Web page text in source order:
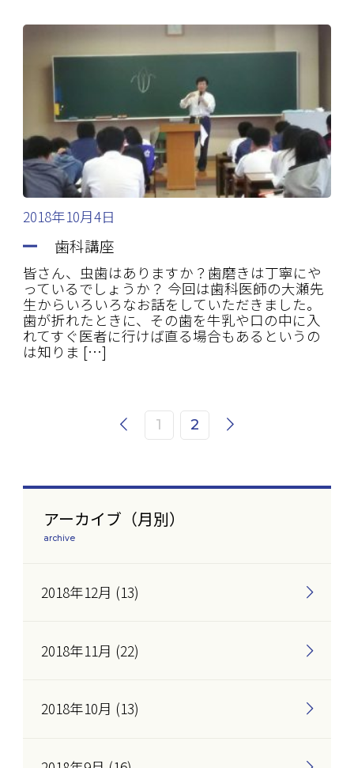
2018年10月4日
歯科講座
皆さん、虫歯はありますか？歯磨きは丁寧にや
っているでしょうか？ 今回は歯科医師の大瀬先
生からいろいろなお話をしていただきました。
歯が折れたときに、その歯を牛乳や口の中に入
れてすぐ医者に行けば直る場合もあるというの
は知りま […]
1 2
アーカイブ（月別）
archive
2018年12月 (13)
2018年11月 (22)
2018年10月 (13)